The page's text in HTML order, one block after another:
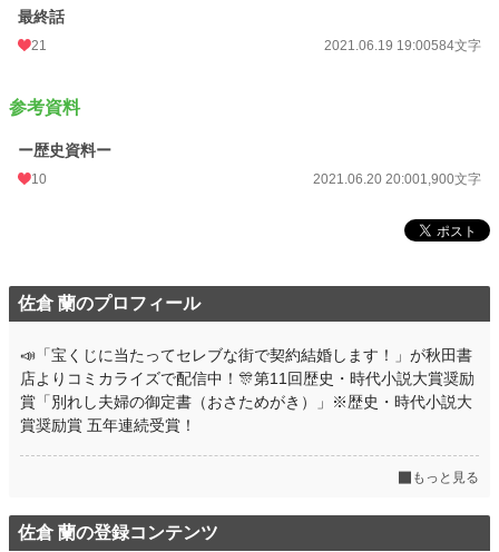
最終話
21 2021.06.19 19:00584文字
参考資料
ー歴史資料ー
10 2021.06.20 20:001,900文字
佐倉 蘭のプロフィール
📣「宝くじに当たってセレブな街で契約結婚します！」が秋田書
店よりコミカライズで配信中！🎊第11回歴史・時代小説大賞奨励
賞「別れし夫婦の御定書（おさためがき）」※歴史・時代小説大
賞奨励賞 五年連続受賞！
もっと見る
佐倉 蘭の登録コンテンツ